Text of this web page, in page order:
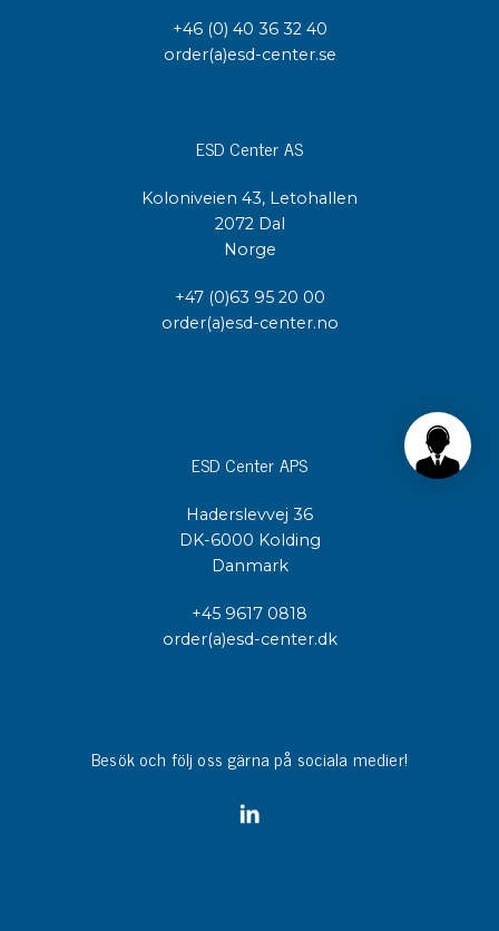
+46 (0) 40 36 32 40
order(a)esd-center.se
ESD Center AS
Koloniveien 43, Letohallen
2072 Dal
Norge
+47 (0)63 95 20 00
order(a)esd-center.no
ESD Center APS
Haderslevvej 36
DK-6000 Kolding
Danmark
+45 9617 0818
order(a)esd-center.dk
Besök och följ oss gärna på sociala medier!